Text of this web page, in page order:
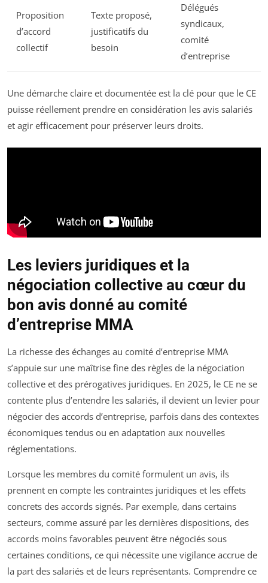
Proposition
d’accord
collectif
Texte proposé,
justificatifs du
besoin
Délégués
syndicaux,
comité
d’entreprise
Une démarche claire et documentée est la clé pour que le CE
puisse réellement prendre en considération les avis salariés
et agir efficacement pour préserver leurs droits.
Les leviers juridiques et la
négociation collective au cœur du
bon avis donné au comité
d’entreprise MMA
La richesse des échanges au comité d’entreprise MMA
s’appuie sur une maîtrise fine des règles de la négociation
collective et des prérogatives juridiques. En 2025, le CE ne se
contente plus d’entendre les salariés, il devient un levier pour
négocier des accords d’entreprise, parfois dans des contextes
économiques tendus ou en adaptation aux nouvelles
réglementations.
Lorsque les membres du comité formulent un avis, ils
prennent en compte les contraintes juridiques et les effets
concrets des accords signés. Par exemple, dans certains
secteurs, comme assuré par les dernières dispositions, des
accords moins favorables peuvent être négociés sous
certaines conditions, ce qui nécessite une vigilance accrue de
la part des salariés et de leurs représentants. Comprendre ce